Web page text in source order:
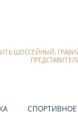
ШОССЕЙНЫЙ,